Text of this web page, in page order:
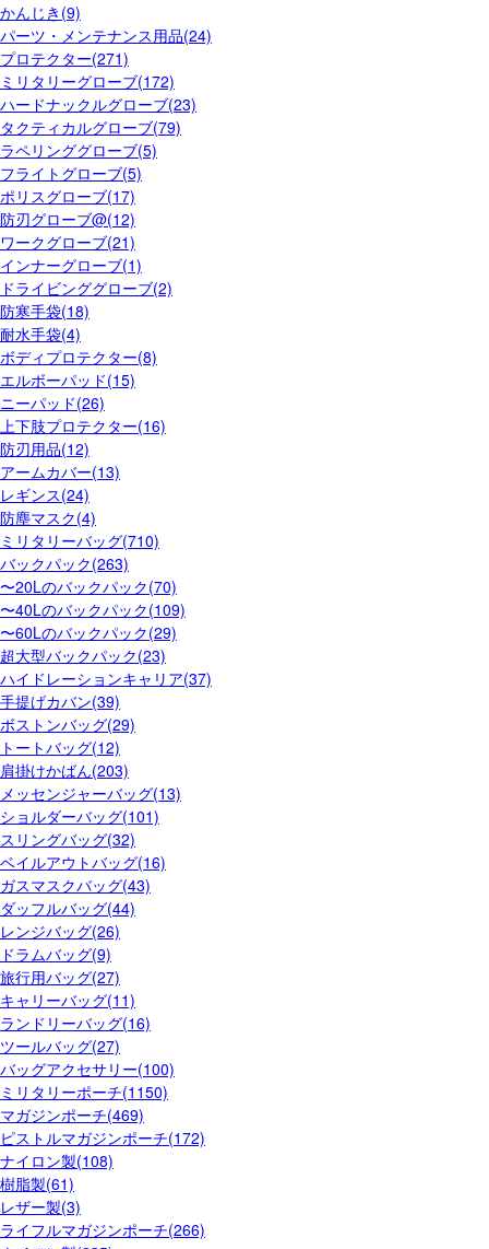
かんじき(9)
パーツ・メンテナンス用品(24)
プロテクター(271)
ミリタリーグローブ(172)
ハードナックルグローブ(23)
タクティカルグローブ(79)
ラペリンググローブ(5)
フライトグローブ(5)
ポリスグローブ(17)
防刃グローブ@(12)
ワークグローブ(21)
インナーグローブ(1)
ドライビンググローブ(2)
防寒手袋(18)
耐水手袋(4)
ボディプロテクター(8)
エルボーパッド(15)
ニーパッド(26)
上下肢プロテクター(16)
防刃用品(12)
アームカバー(13)
レギンス(24)
防塵マスク(4)
ミリタリーバッグ(710)
バックパック(263)
〜20Lのバックパック(70)
〜40Lのバックパック(109)
〜60Lのバックパック(29)
超大型バックパック(23)
ハイドレーションキャリア(37)
手提げカバン(39)
ボストンバッグ(29)
トートバッグ(12)
肩掛けかばん(203)
メッセンジャーバッグ(13)
ショルダーバッグ(101)
スリングバッグ(32)
ベイルアウトバッグ(16)
ガスマスクバッグ(43)
ダッフルバッグ(44)
レンジバッグ(26)
ドラムバッグ(9)
旅行用バッグ(27)
キャリーバッグ(11)
ランドリーバッグ(16)
ツールバッグ(27)
バッグアクセサリー(100)
ミリタリーポーチ(1150)
マガジンポーチ(469)
ピストルマガジンポーチ(172)
ナイロン製(108)
樹脂製(61)
レザー製(3)
ライフルマガジンポーチ(266)